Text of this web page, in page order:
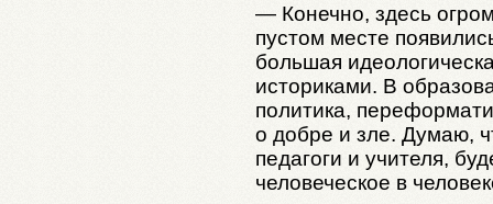
— Конечно, здесь
пустом месте
большая
историками. В
политика,
о добре и зле. Думаю,
педагоги и учителя,
человеческое в